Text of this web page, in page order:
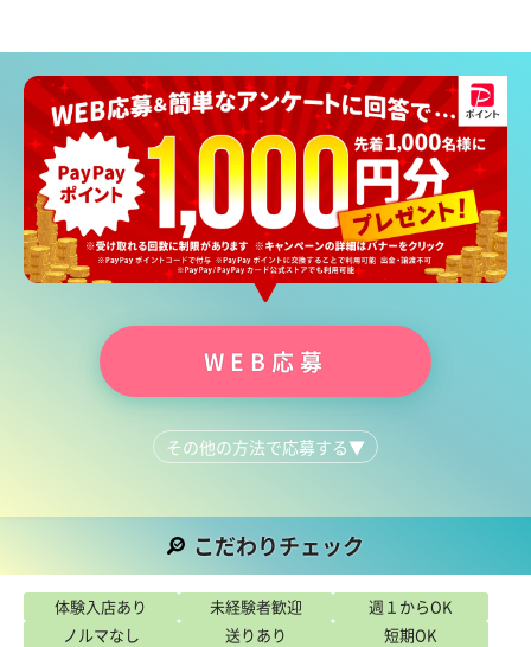
WEB応募
その他の方法で応募する▼
こだわりチェック
こだわり体験入店あり 未経験者歓迎
週１からOK
ノルマなし
送りあり
短期OK